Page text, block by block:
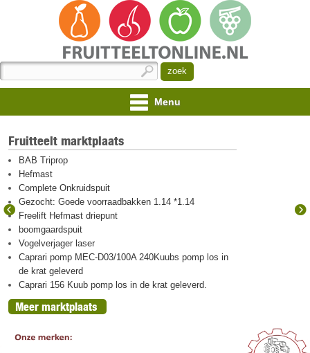
Menu
Fruitteelt marktplaats
BAB Triprop
Hefmast
Complete Onkruidspuit
Gezocht: Goede voorraadbakken 1.14 *1.14
Freelift Hefmast driepunt
boomgaardspuit
Vogelverjager laser
Caprari pomp MEC-D03/100A 240Kuubs pomp los in
de krat geleverd
Caprari 156 Kuub pomp los in de krat geleverd.
Meer marktplaats